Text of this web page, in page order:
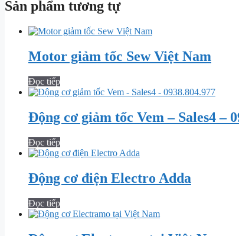
Sản phẩm tương tự
Motor giảm tốc Sew Việt Nam
Đọc tiếp
Động cơ giảm tốc Vem – Sales4 –
Đọc tiếp
Động cơ điện Electro Adda
Đọc tiếp